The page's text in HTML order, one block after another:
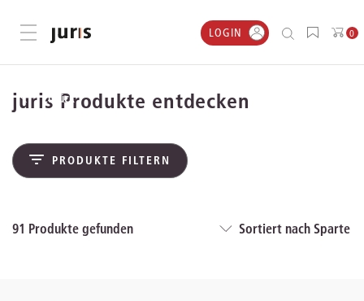
Menü öffnen LOGIN 0
zurück
juris Produkte entdecken
91 Produkte gefunden Sortiert nach Sparte
PRODUKTE FILTERN